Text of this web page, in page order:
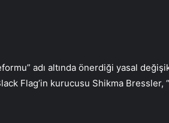
adı altında önerdiği yasal
Flag’in kurucusu Shikma Bressler,